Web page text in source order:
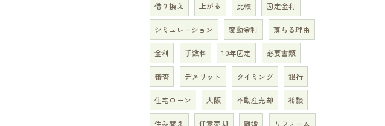
借り換え 上がる 比較 固定金利
シミュレーション 変動金利 落ちる理由
金利 手数料 10年固定 必要書類
審査 デメリット タイミング 銀行
住宅ローン 大阪 不動産売却 相談
住み替え 任意売却 離婚 リフォーム